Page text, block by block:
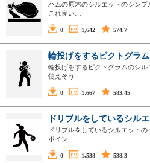
ハムの原木のシルエットのシン
これ良い…
0 1,642 574.7
輪投げをするピクトグラ
輪投げをするピクトグラムのシル
使えそう…
0 1,667 583.45
ドリブルをしているシル
ドリブルをしているシルエット
ポイン…
0 1,538 538.3